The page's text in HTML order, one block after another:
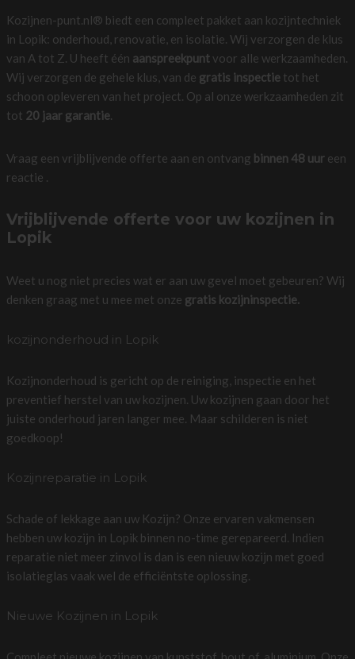
Kozijnen-punt.nl® biedt een compleet pakket aan kozijntechniek
in Lopik: onderhoud, renovatie, en isolatie. Wij verzorgen de klus
van A tot Z. U heeft één aanspreekpuntvoor alle werkzaamheden.
Wij verzorgen de gehele klus, van de gratis inspectietot het
schoon opleveren van het project. Op al onze werkzaamheden zit
tot 20 jaar garantie.
Vraag een vrijblijvende offerte aan en ontvang binnen 48 uureen
reactie .
Vrijblijvende offerte voor uw kozijnen in
Lopik
Weet u nog niet precies wat er aan uw gevel moet gebeuren? Wij
denken graag met u mee met onze gratis kozijninspectie.
kozijnonderhoud in Lopik
Kozijnonderhoud is gericht op de reiniging, inspectie en het
preventief herstel van uw kozijnen. Uw kozijnen gaan door het
juiste onderhoud jaren langer mee. Maar schilderen is niet
goedkoop!
Kozijnreparatie in Lopik
Schade of lekkage aan uw Kozijn? Onze ervaren vakmensen
hebben uw kozijn in Lopik binnen no-time gerepareerd. Indien
reparatie niet meer zinvol is dan is een nieuw kozijn met goed
isolatieglas vaak wel de efficiëntste oplossing.
Nieuwe Kozijnen in Lopik